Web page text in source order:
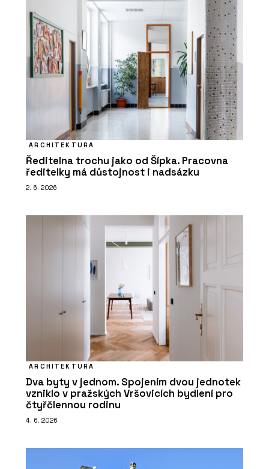
ARCHITEKTURA
Ředitelna trochu jako od Šípka. Pracovna
ředitelky má důstojnost i nadsázku
2. 6. 2026
ARCHITEKTURA
Dva byty v jednom. Spojením dvou jednotek
vzniklo v pražských Vršovicích bydlení pro
čtyřčlennou rodinu
4. 6. 2026